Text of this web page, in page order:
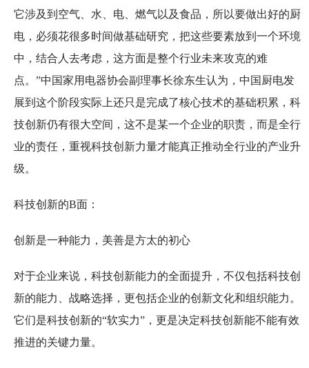
它涉及到空气、水、电、燃气以及食品，所以要做出好的厨
电，必须花很多时间做基础研究，把这些要素放到一个环境
中，结合人去考虑，这方面是整个行业未来攻克的难
点。”中国家用电器协会副理事长徐东生认为，中国厨电发
展到这个阶段实际上还只是完成了核心技术的基础积累，科
技创新仍有很大空间，这不是某一个企业的职责，而是全行
业的责任，重视科技创新力量才能真正推动全行业的产业升
级。
科技创新的B面：
创新是一种能力，美善是方太的初心
对于企业来说，科技创新能力的全面提升，不仅包括科技创
新的能力、战略选择，更包括企业的创新文化和组织能力。
它们是科技创新的“软实力”，更是决定科技创新能不能有效
推进的关键力量。